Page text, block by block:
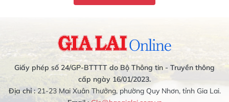
Giấy phép số 24/GP-BTTTT do Bộ Thông tin - Truyền thông
cấp ngày 16/01/2023.
Địa chỉ :21-23 Mai Xuân Thưởng, phường Quy Nhơn, tỉnh Gia Lai.